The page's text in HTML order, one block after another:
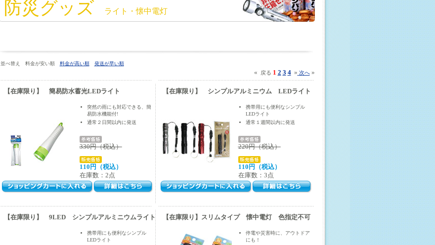
防災グッズ ライト・懐中電灯
並べ替え 料金が安い順 料金が高い順 発送が早い順
« 戻る 1 2 3 4» 次へ»
【在庫限り】 簡易防水蓄光LEDライト
突然の雨にも対応できる、簡
易防水機能付!
通常２日間以内に発送
330円（税込）
110円（税込）
在庫数：2点
【在庫限り】 シンプルアルミニウム LEDライト
携帯用にも便利なシンプル
LEDライト
通常１週間以内に発送
220円（税込）
110円（税込）
在庫数：3点
【在庫限り】 9LED シンプルアルミニウムライト
携帯用にも便利なシンプル
LEDライト
【在庫限り】スリムタイプ 懐中電灯 色指定不可
停電や災害時に、アウトドア
にも！